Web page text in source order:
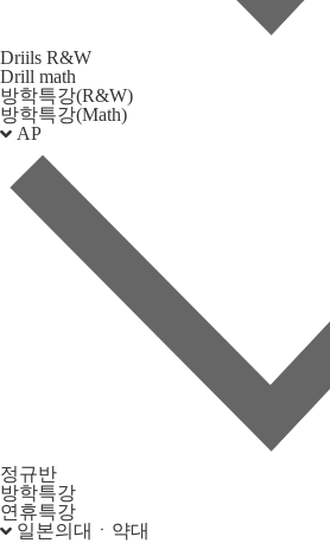
Driils R&W
Drill math
방학특강(R&W)
방학특강(Math)
AP
정규반
방학특강
연휴특강
일본의대ㆍ약대